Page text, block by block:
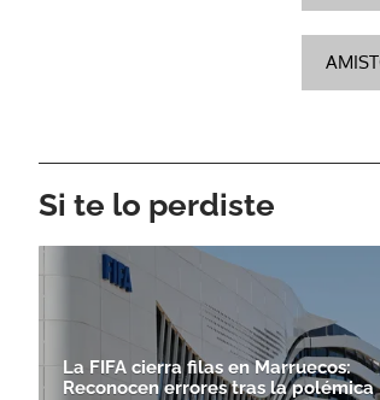
Si te lo perdiste
La FIFA cierra filas en Marruecos:
Reconocen errores tras la polémica